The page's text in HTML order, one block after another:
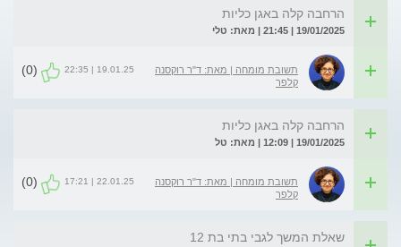
הרחבה קלה באגן כליות
19/01/2025 | 21:45 | מאת: טלי
תשובת מומחה | מאת: ד"ר רוקסנה
קלפר
19.01.25 | 22:35
(0)
הרחבה קלה באגן כליות
19/01/2025 | 12:09 | מאת: טל
תשובת מומחה | מאת: ד"ר רוקסנה
קלפר
22.01.25 | 17:21
(0)
שאלת המשך לגבי בתי בת 12